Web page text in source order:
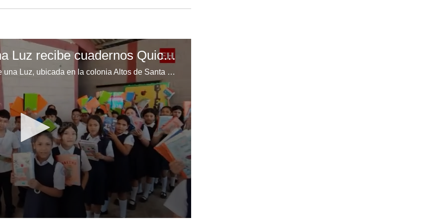
Escuela Enciende una Luz recibe cuadernos Quick, gracias a la Maratón del Saber
Los niños de la escuela Enciende una Luz, ubicada en la colonia Altos de Santa Rosa, al sur de Tegucigalpa, recibieron cuadernos Quick como parte de la Campaña Maratón del Saber.